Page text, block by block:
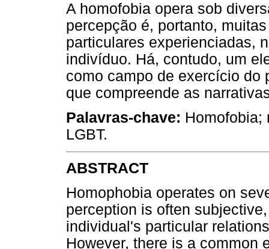
A homofobia opera sob
percepção é, portanto,
particulares experienciadas,
indivíduo. Há, contudo, um
como campo de exercício do
que compreende as
Palavras-chave: Homofobia;
LGBT.
ABSTRACT
Homophobia operates on
perception is often
individual's particular
However, there is a common